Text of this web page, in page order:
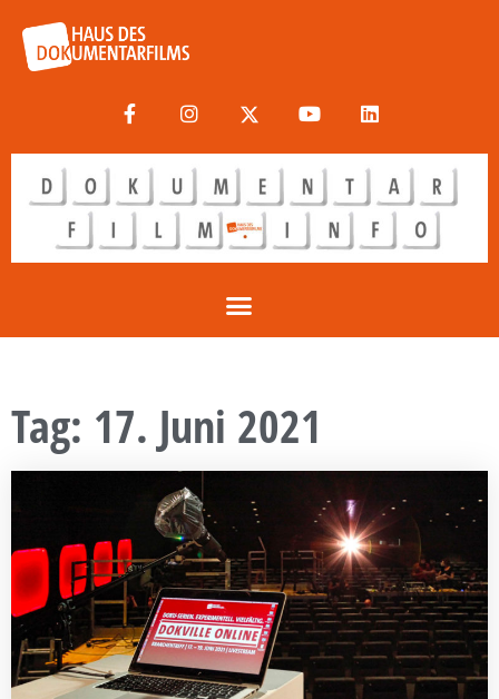
Tag: 17. Juni 2021